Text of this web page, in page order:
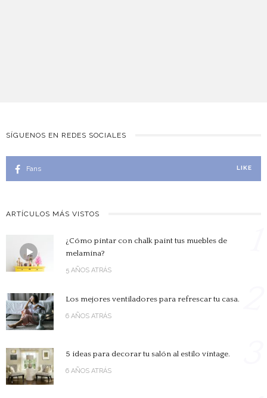
SÍGUENOS EN REDES SOCIALES
Fans LIKE
ARTÍCULOS MÁS VISTOS
¿Cómo pintar con chalk paint tus muebles de
melamina?
5 AÑOS ATRÁS
Los mejores ventiladores para refrescar tu casa.
6 AÑOS ATRÁS
5 ideas para decorar tu salón al estilo vintage.
6 AÑOS ATRÁS